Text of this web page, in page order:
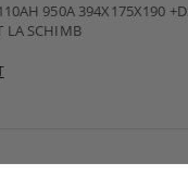
950A 394X175X190
LA SCHIMB